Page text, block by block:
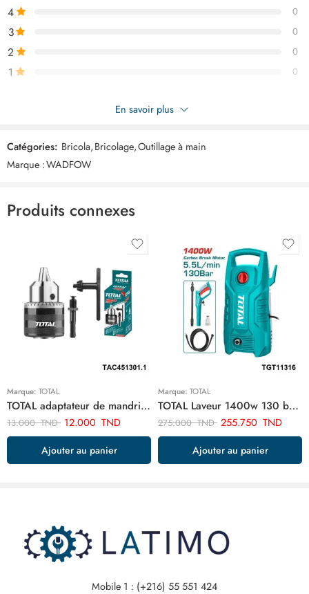
4 0
3 0
2 0
1 0
Soyez le premier à donner votre avis sur “WADFOW burette a
huile 500ml WYH1350”
Commentaires
Il n'y a pas encore de critiques.
En savoir plus
Catégories: Bricola,Bricolage,Outillage à main
Marque :WADFOW
Produits connexes
Marque: TOTAL
TOTAL adaptateur de mandrin de foret sds plus TAC451301.1
13.000TND 12.000 TND
Ajouter au panier
Marque: TOTAL
TOTAL Laveur 1400w 130 bar TGT11316
275.000TND 255.750 TND
Ajouter au panier
Mobile 1 : (+216) 55 551 424